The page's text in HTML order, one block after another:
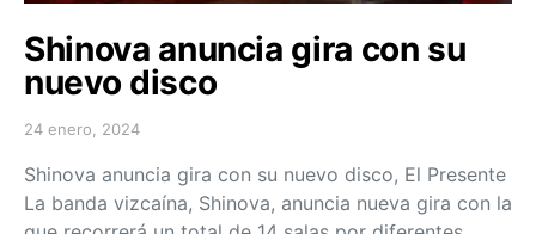
Shinova anuncia gira con su
nuevo disco
Posted on
24 enero, 2024
Shinova anuncia gira con su nuevo disco, El Presente
La banda vizcaína, Shinova, anuncia nueva gira con la